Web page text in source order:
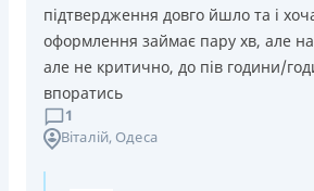
підтвердження довго йшло та і
оформлення займає пару хв, але
але не критично, до пів години/
впоратись
1
Віталій, Одеса